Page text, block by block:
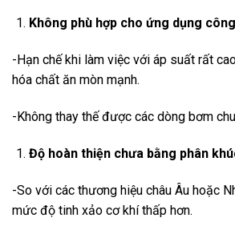
Không phù hợp cho ứng dụng
-Hạn chế khi làm việc với áp suất rất
hóa chất ăn mòn mạnh.
-Không thay thế được các dòng bơm
Độ hoàn thiện chưa bằng phân
-So với các thương hiệu châu Âu hoặc
mức độ tinh xảo cơ khí thấp hơn.